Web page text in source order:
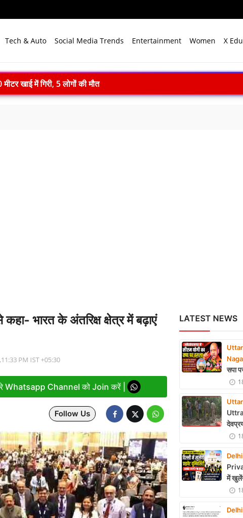
Tech & Auto Social Media Trends Entertainment Women X
खाई में गिरी, 5 लोगों की मौत
सरकार लाएगी नया कानून
भारत के अंतरिक्ष क्षेत्र में बढ़ाएं
PM IST +05:30
Whatsapp Channel को Join करें |
Follow Us
LATEST NEWS
सपा
और
खाई
में